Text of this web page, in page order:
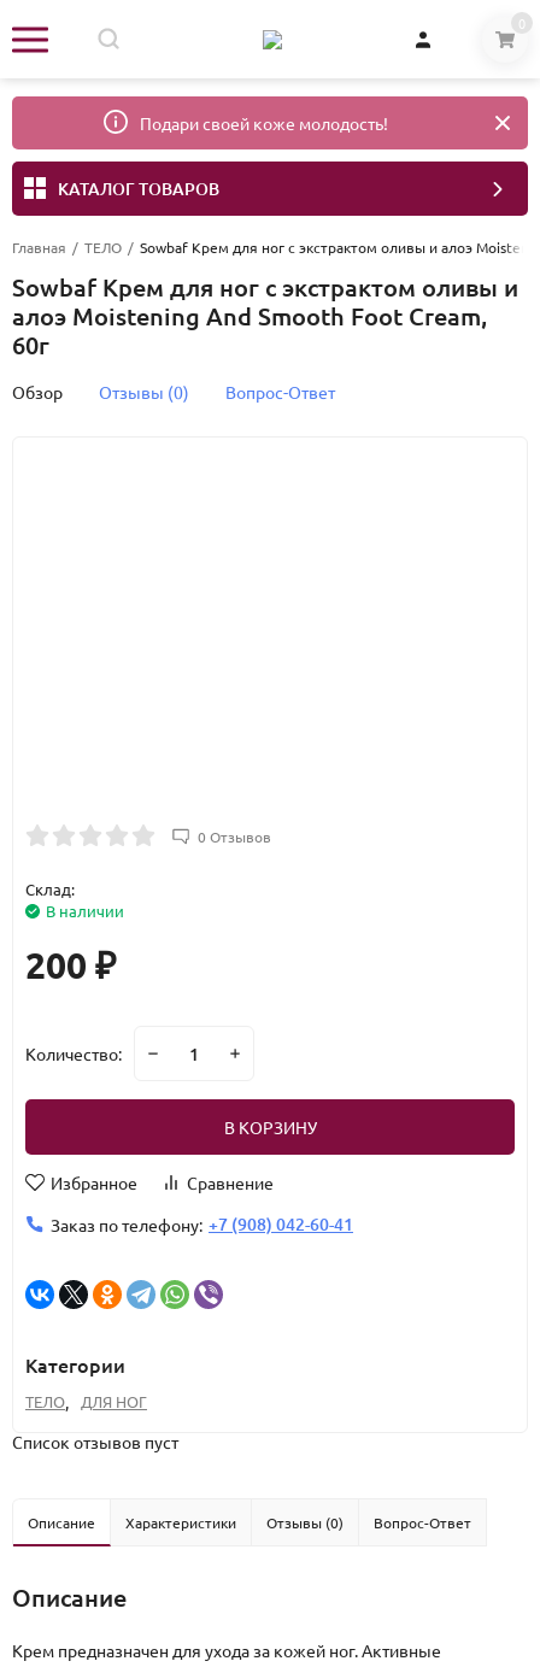
0
Подари своей коже молодость!
КАТАЛОГ ТОВАРОВ
Главная / ТЕЛО / Sowbaf Крем для ног с экстрактом оливы и алоэ
Sowbaf Крем для ног с экстрактом оливы и
алоэ Moistening And Smooth Foot Cream,
60г
Обзор Отзывы (0) Вопрос-Ответ
0 Отзывов
Склад:
В наличии
200 ₽
Количество:
В КОРЗИНУ
Избранное
Сравнение
Заказ по телефону: +7 (908) 042-60-41
Категории
ТЕЛО, ДЛЯ НОГ
Список отзывов пуст
Описание Характеристики Отзывы (0) Вопрос-Ответ
Описание
Крем предназначен для ухода за кожей ног. Активные